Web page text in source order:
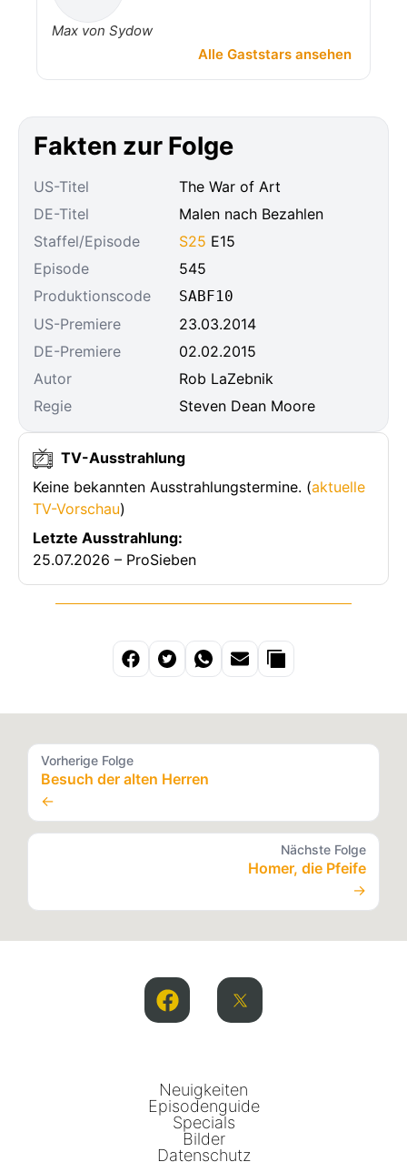
Max von Sydow
Alle Gaststars ansehen
Fakten zur Folge
US-Titel
The War of Art
DE-Titel
Malen nach Bezahlen
Staffel/Episode
S25 E15
Episode
545
Produktionscode
SABF10
US-Premiere
23.03.2014
DE-Premiere
02.02.2015
Autor
Rob LaZebnik
Regie
Steven Dean Moore
TV-Ausstrahlung
Keine bekannten Ausstrahlungstermine. (aktuelle
TV-Vorschau)
Letzte Ausstrahlung:
25.07.2026 – ProSieben
Vorherige Folge
Besuch der alten Herren
←
Nächste Folge
Homer, die Pfeife
→
Neuigkeiten
Episodenguide
Specials
Bilder
Datenschutz